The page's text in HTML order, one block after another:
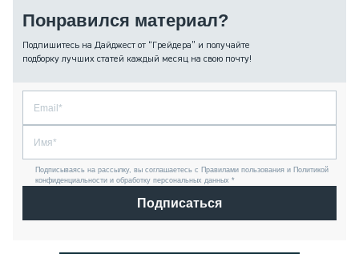
Понравился материал?
Подпишитесь на Дайджест от “Грейдера” и получайте
подборку лучших статей каждый месяц на свою почту!
Подписываясь на рассылку, вы соглашаетесь с Правилами пользования и Политикой
конфиденциальности и обработку персональных данных *
Подписаться